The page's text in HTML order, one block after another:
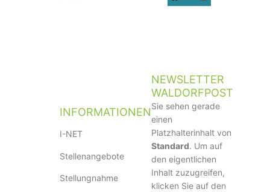
INFORMATIONEN
I-NET
Stellenangebote
Stellungnahme
NEWSLETTER
WALDORFPOST
Sie sehen gerade
einen
Platzhalterinhalt von
Standard. Um auf
den eigentlichen
Inhalt zuzugreifen,
klicken Sie auf den